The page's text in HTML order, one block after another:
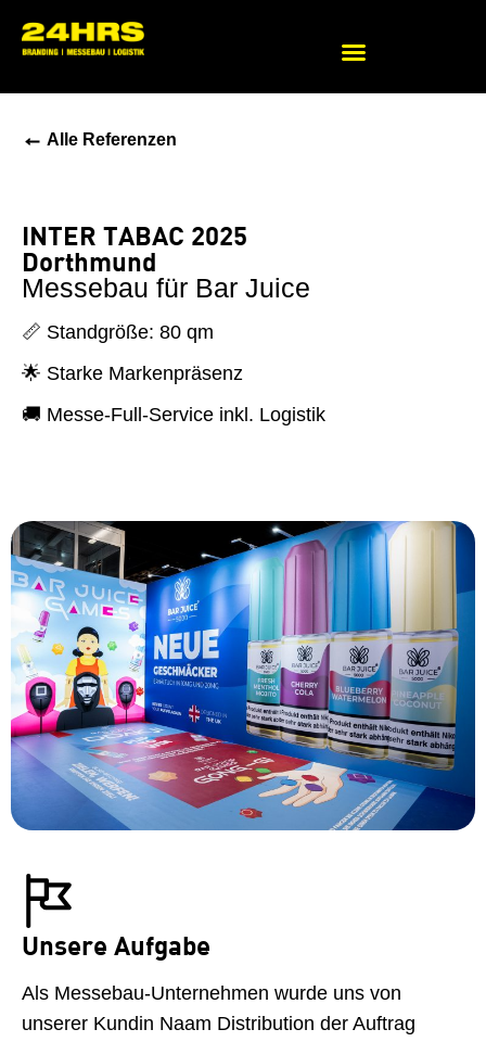
← Alle Referenzen
INTER TABAC 2025
Dorthmund
Messebau für Bar Juice
📏 Standgröße: 80 qm
🌟 Starke Markenpräsenz
🚚 Messe-Full-Service inkl. Logistik
Unsere Aufgabe
Als Messebau-Unternehmen wurde uns von
unserer Kundin Naam Distribution der Auftrag